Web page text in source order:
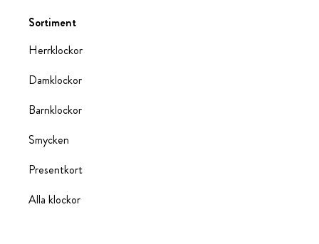
Sortiment
Herrklockor
Damklockor
Barnklockor
Smycken
Presentkort
Alla klockor